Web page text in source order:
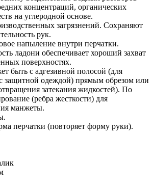
концентраций, органических
на углеродной основе.
загрязнений. Сохраняют
рук.
напыление внутри перчатки.
ладони обеспечивает хороший захват
поверхностях.
быть с адгезивной полосой (для
защитной одеждой) прямым обрезом или
затекания жидкостей). По
(ребра жесткости) для
манжеты.
перчатки (повторяет форму руки).